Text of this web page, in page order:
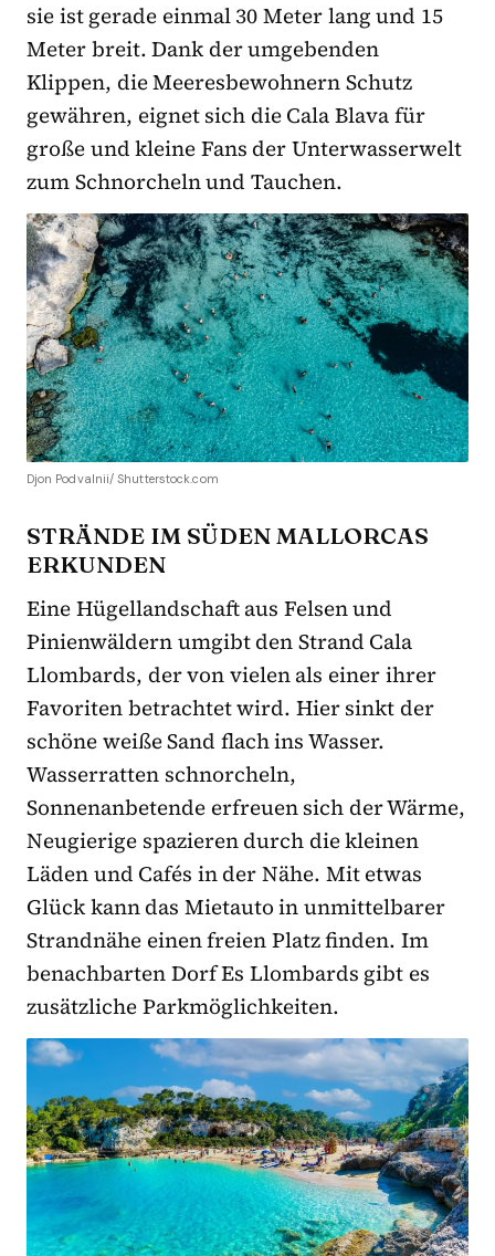
sie ist gerade einmal 30 Meter lang und 15
Meter breit. Dank der umgebenden
Klippen, die Meeresbewohnern Schutz
gewähren, eignet sich die Cala Blava für
große und kleine Fans der Unterwasserwelt
zum Schnorcheln und Tauchen.
Djon Podvalnii/ Shutterstock.com
STRÄNDE IM SÜDEN MALLORCAS
ERKUNDEN
Eine Hügellandschaft aus Felsen und
Pinienwäldern umgibt den Strand Cala
Llombards, der von vielen als einer ihrer
Favoriten betrachtet wird. Hier sinkt der
schöne weiße Sand flach ins Wasser.
Wasserratten schnorcheln,
Sonnenanbetende erfreuen sich der Wärme,
Neugierige spazieren durch die kleinen
Läden und Cafés in der Nähe. Mit etwas
Glück kann das Mietauto in unmittelbarer
Strandnähe einen freien Platz finden. Im
benachbarten Dorf Es Llombards gibt es
zusätzliche Parkmöglichkeiten.